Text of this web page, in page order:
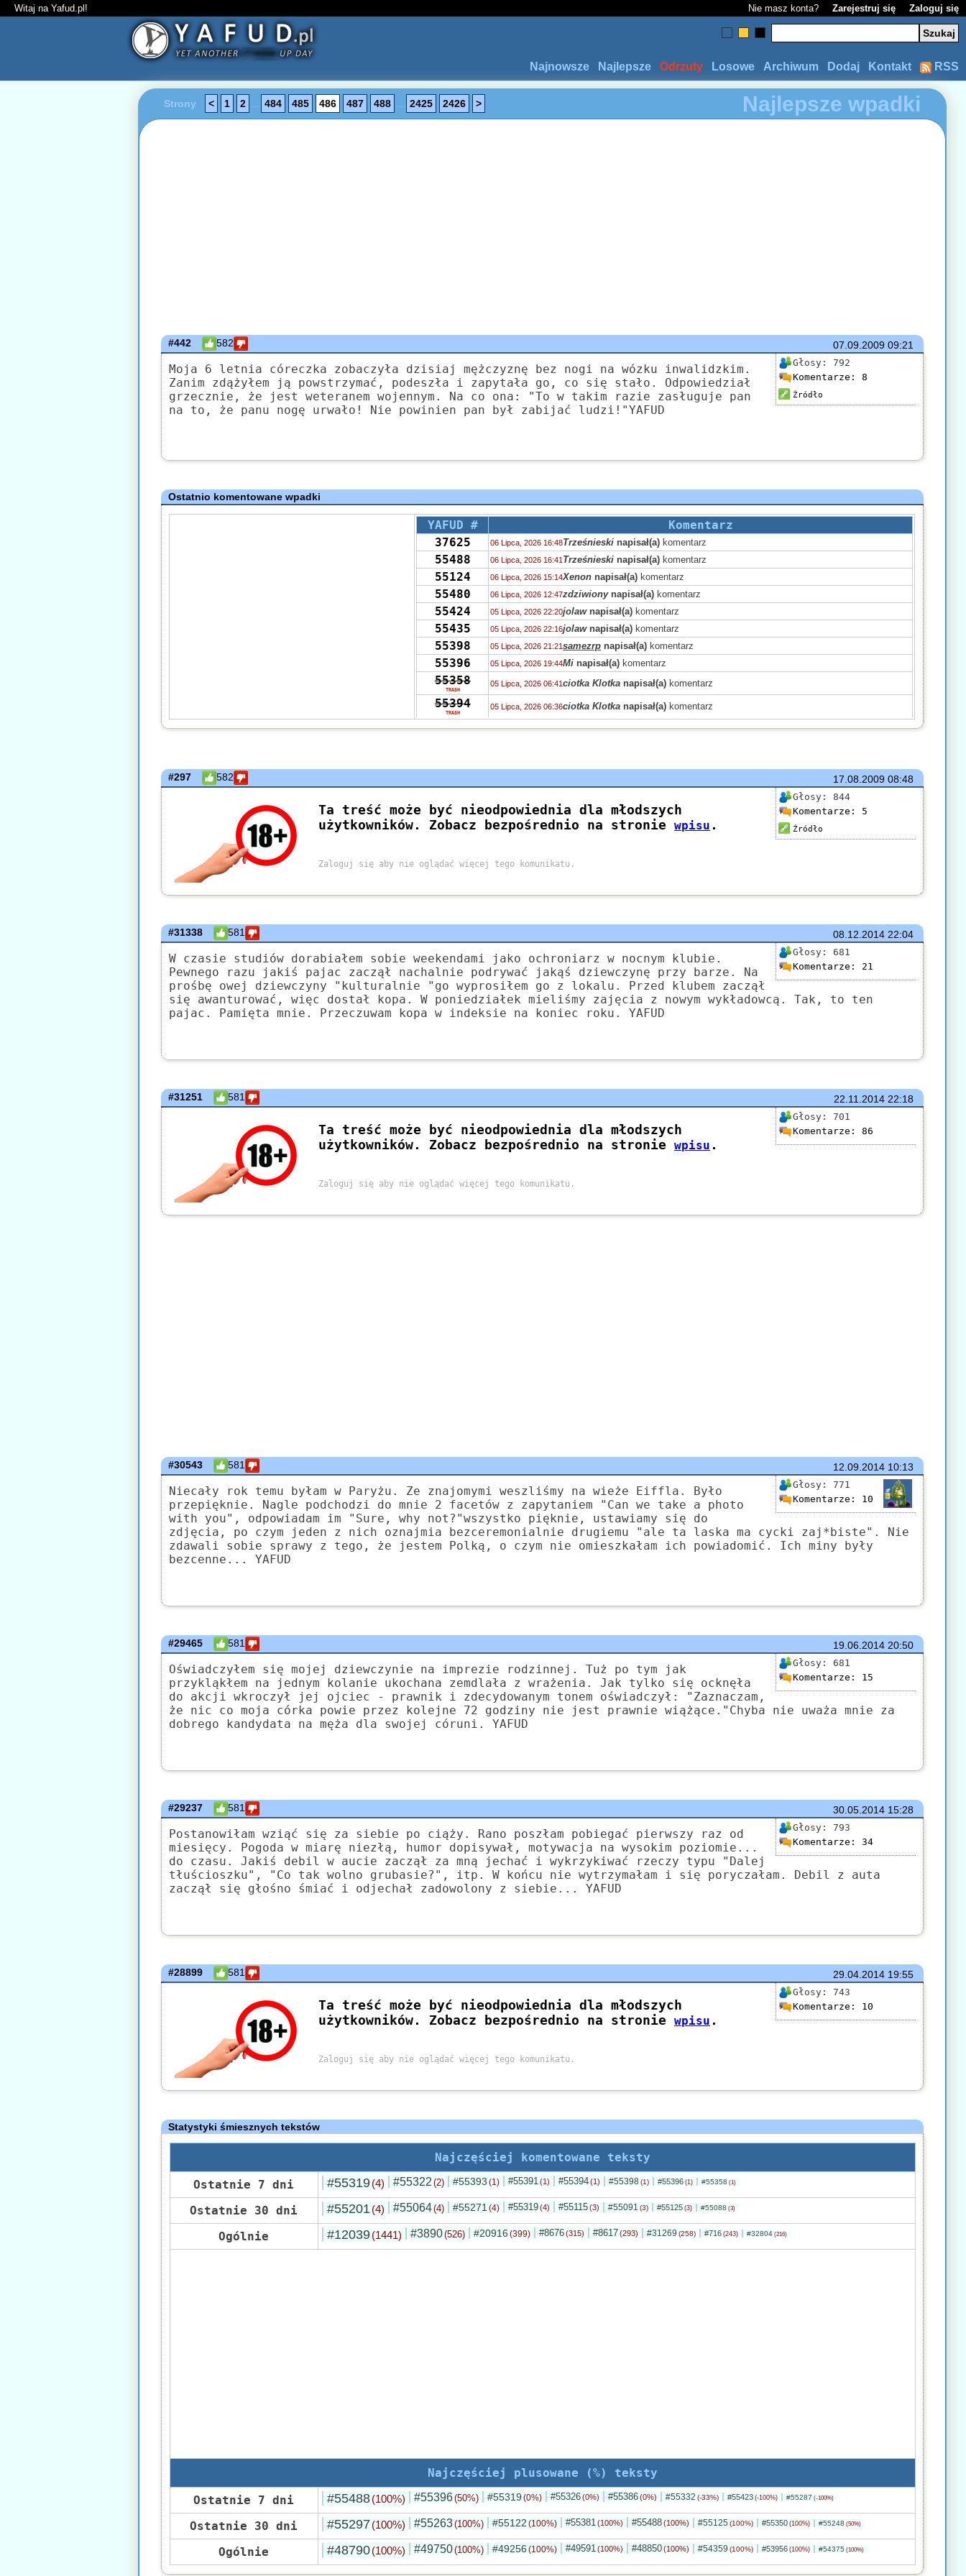
Witaj na Yafud.pl! Nie masz konta? Zarejestruj się Zaloguj się
RSS
Kontakt
Dodaj
Archiwum
Losowe
Odrzuty
Najlepsze
Najnowsze
Najlepsze wpadki
Strony < 1 2 484 485 486 487 488 2425 2426 >
07.09.200909:21
#442 582
Głosy: 792
Komentarze: 8
Źródło
Moja 6 letnia córeczka zobaczyła dzisiaj mężczyznę bez nogi na wózku inwalidzkim.
Zanim zdążyłem ją powstrzymać, podeszła i zapytała go, co się stało. Odpowiedział
grzecznie, że jest weteranem wojennym. Na co ona: "To w takim razie zasługuje pan
na to, że panu nogę urwało! Nie powinien pan był zabijać ludzi!"YAFUD
Ostatnio komentowane wpadki
YAFUD #
Komentarz
37625
06 Lipca, 2026 16:48Trześnieski napisał(a) komentarz
55488 06 Lipca, 2026 16:41 Trześnieski napisał(a) komentarz
55124 06 Lipca, 2026 15:14Xenon napisał(a) komentarz
55480 06 Lipca, 2026 12:47zdziwionynapisał(a) komentarz
55424 05 Lipca, 2026 22:20jolawnapisał(a) komentarz
55435 05 Lipca, 2026 22:16jolawnapisał(a) komentarz
55398 05 Lipca, 2026 21:21samezrp napisał(a) komentarz
55396 05 Lipca, 2026 19:44Mi napisał(a) komentarz
55358
TRASH
05 Lipca, 2026 06:41ciotka Klotka napisał(a) komentarz
55394
TRASH
05 Lipca, 2026 06:36ciotka Klotka napisał(a) komentarz
55319 04 Lipca, 2026 15:04Pepponenapisał(a)komentarz
55319 02 Lipca, 2026 13:57Grejonnapisał(a)komentarz
55347 02 Lipca, 2026 11:46Bzhevxhnapisał(a)komentarz
55319 02 Lipca, 2026 06:10Grejon
17.08.200908:48
#297 582
Głosy: 844
Komentarze: 5
Źródło
08.12.201422:04
#31338 581
Głosy: 681
Komentarze: 21
W czasie studiów dorabiałem sobie weekendami jako ochroniarz w nocnym klubie.
Pewnego razu jakiś pajac zaczął nachalnie podrywać jakąś dziewczynę przy barze. Na
prośbę owej dziewczyny "kulturalnie "go wyprosiłem go z lokalu. Przed klubem zaczął
się awanturować, więc dostał kopa. W poniedziałek mieliśmy zajęcia z nowym wykładowcą. Tak, to ten
pajac. Pamięta mnie. Przeczuwam kopa w indeksie na koniec roku. YAFUD
22.11.201422:18
#31251 581
Głosy: 701
Komentarze: 86
12.09.201410:13
#30543 581
Głosy: 771
Komentarze: 10
Niecały rok temu byłam w Paryżu. Ze znajomymi weszliśmy na wieże Eiffla. Było
przepięknie. Nagle podchodzi do mnie 2 facetów z zapytaniem "Can we take a photo
with you", odpowiadam im "Sure, why not?"wszystko pięknie, ustawiamy się do
zdjęcia, po czym jeden z nich oznajmia bezceremonialnie drugiemu "ale ta laska ma cycki zaj*biste". Nie
zdawali sobie sprawy z tego, że jestem Polką, o czym nie omieszkałam ich powiadomić. Ich miny były
bezcenne... YAFUD
19.06.201420:50
#29465 581
Głosy: 681
Komentarze: 15
Oświadczyłem się mojej dziewczynie na imprezie rodzinnej. Tuż po tym jak
przykląkłem na jednym kolanie ukochana zemdlała z wrażenia. Jak tylko się ocknęła
do akcji wkroczył jej ojciec - prawnik i zdecydowanym tonem oświadczył: "Zaznaczam,
że nic co moja córka powie przez kolejne 72 godziny nie jest prawnie wiążące."Chyba nie uważa mnie za
dobrego kandydata na męża dla swojej córuni. YAFUD
30.05.201415:28
#29237 581
Głosy: 793
Komentarze: 34
Postanowiłam wziąć się za siebie po ciąży. Rano poszłam pobiegać pierwszy raz od
miesięcy. Pogoda w miarę niezłą, humor dopisywał, motywacja na wysokim poziomie...
do czasu. Jakiś debil w aucie zaczął za mną jechać i wykrzykiwać rzeczy typu "Dalej
tłuścioszku", "Co tak wolno grubasie?", itp. W końcu nie wytrzymałam i się poryczałam. Debil z auta
zaczął się głośno śmiać i odjechał zadowolony z siebie... YAFUD
29.04.201419:55
#28899 581
Głosy: 743
Komentarze: 10
Statystyki śmiesznych tekstów
Najczęściej komentowane teksty
Ostatnie 7 dni
#55319 (4) #55322 (2) #55393 (1) #55391 (1) #55394 (1) #55398 (1) #55396 (1) #55358 (1)
Ostatnie 30 dni #55201 (4) #55064(4) #55271 (4) #55319 (4) #55115 (3) #55091 (3) #55125 (3) #55088 (3)
Ogólnie #12039 (1441) #3890(526) #20916 (399) #8676 (315) #8617 (293) #31269 (258) #716 (243) #32804 (216)
Najczęściej plusowane (%) teksty
Ostatnie 7 dni
#55488 (100%) #55396(50%) #55319 (0%) #55326 (0%) #55386 (0%) #55332 (-33%) #55423 (-100%) #55287 (-100%)
Ostatnie 30 dni #55297 (100%) #55263(100%) #55122 (100%) #55381 (100%) #55488 (100%) #55125 (100%) #55350 (100%) #55248 (50%)
Ogólnie #48790 (100%) #49750(100%) #49256 (100%) #49591 (100%) #48850 (100%) #54359 (100%) #53956 (100%) #54375 (100%)